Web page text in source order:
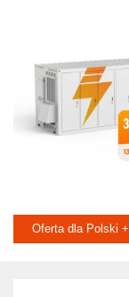
Oferta dla Polski +